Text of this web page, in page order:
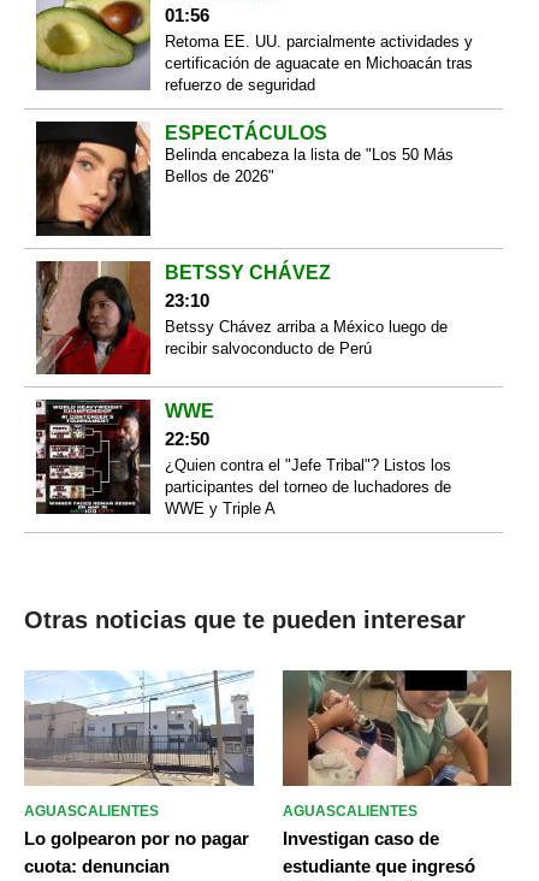
01:56
Retoma EE. UU. parcialmente actividades y
certificación de aguacate en Michoacán tras
refuerzo de seguridad
ESPECTÁCULOS
Belinda encabeza la lista de "Los 50 Más
Bellos de 2026"
BETSSY CHÁVEZ
23:10
Betssy Chávez arriba a México luego de
recibir salvoconducto de Perú
WWE
22:50
¿Quien contra el "Jefe Tribal"? Listos los
participantes del torneo de luchadores de
WWE y Triple A
Otras noticias que te pueden interesar
AGUASCALIENTES
Lo golpearon por no pagar
cuota: denuncian
AGUASCALIENTES
Investigan caso de
estudiante que ingresó